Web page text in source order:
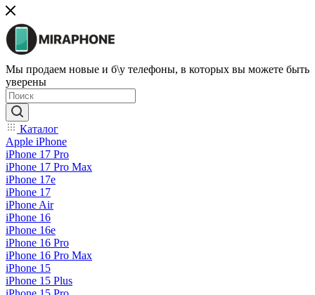
Мы продаем новые и б\у телефоны, в которых вы можете быть
уверены
Каталог
Apple iPhone
iPhone 17 Pro
iPhone 17 Pro Max
iPhone 17e
iPhone 17
iPhone Air
iPhone 16
iPhone 16e
iPhone 16 Pro
iPhone 16 Pro Max
iPhone 15
iPhone 15 Plus